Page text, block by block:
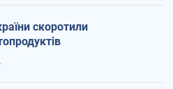
скоротили